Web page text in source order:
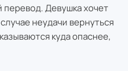
перевод. Девушка хочет
неудачи вернуться
куда опаснее,